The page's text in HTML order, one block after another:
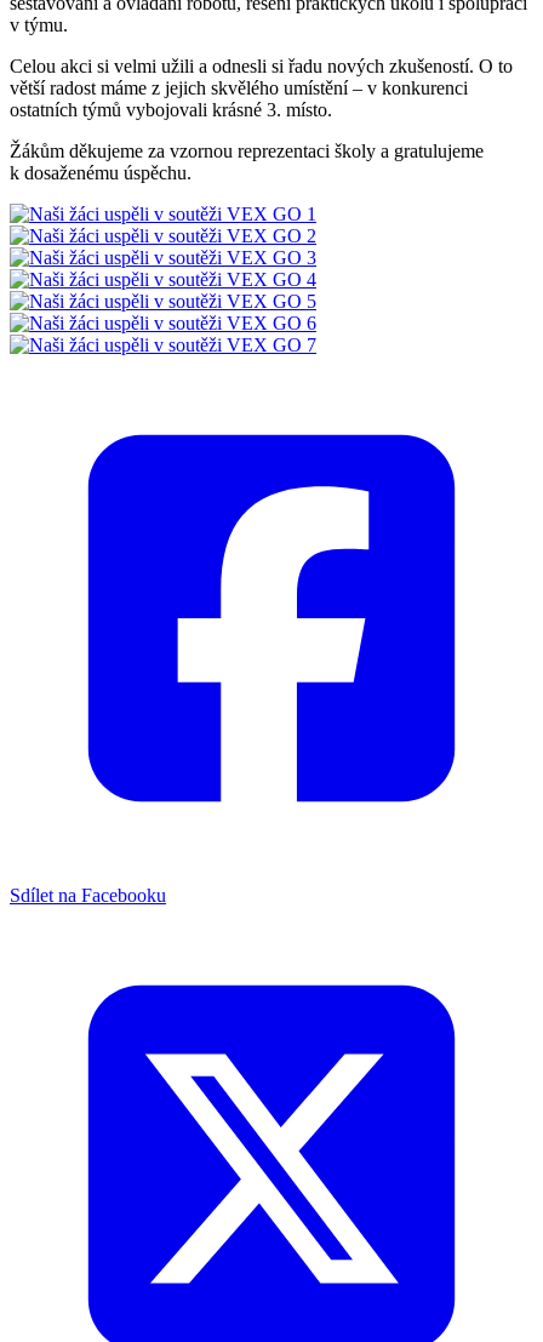
v týmu.
Celou akci si velmi užili a odnesli si řadu nových zkušeností. O to
větší radost máme z jejich skvělého umístění – v konkurenci
ostatních týmů vybojovali krásné 3. místo.
Žákům děkujeme za vzornou reprezentaci školy a gratulujeme
k dosaženému úspěchu.
Sdílet na Facebooku